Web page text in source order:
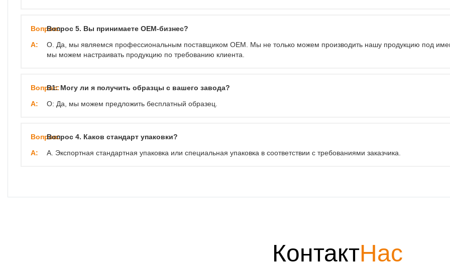
Вопрос:Вопрос 5. Вы принимаете OEM-бизнес?
А:
О. Да, мы являемся профессиональным поставщиком OEM. Мы не только можем производить нашу продукцию под
мы можем настраивать продукцию по требованию клиента.
Вопрос:В1: Могу ли я получить образцы с вашего завода?
А:
О: Да, мы можем предложить бесплатный образец.
Вопрос:Вопрос 4. Каков стандарт упаковки?
А:
A. Экспортная стандартная упаковка или специальная упаковка в соответствии с требованиями заказчика.
КонтактНас